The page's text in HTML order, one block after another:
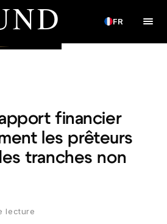
FR
financier
les prêteurs
tranches non
lecture